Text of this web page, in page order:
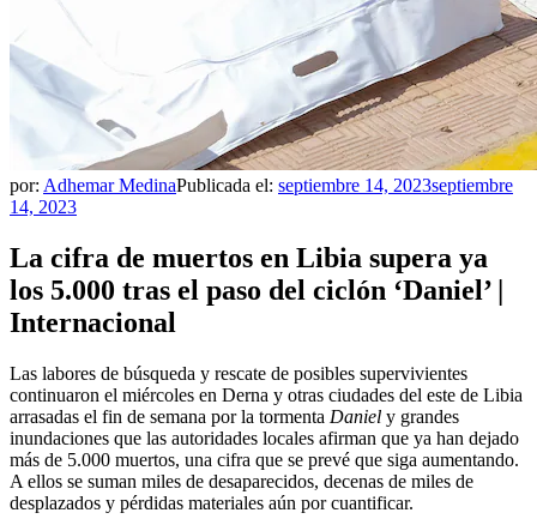
por: Adhemar MedinaPublicada el: septiembre 14, 2023septiembre
14, 2023
La cifra de muertos en Libia supera ya
los 5.000 tras el paso del ciclón ‘Daniel’ |
Internacional
Las labores de búsqueda y rescate de posibles supervivientes
continuaron el miércoles en Derna y otras ciudades del este de Libia
arrasadas el fin de semana por la tormenta Daniel y grandes
inundaciones que las autoridades locales afirman que ya han dejado
más de 5.000 muertos, una cifra que se prevé que siga aumentando.
A ellos se suman miles de desaparecidos, decenas de miles de
desplazados y pérdidas materiales aún por cuantificar.